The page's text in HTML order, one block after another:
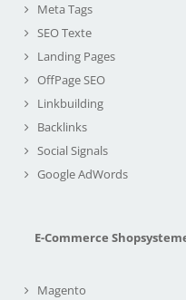
Meta Tags
SEO Texte
Landing Pages
OffPage SEO
Linkbuilding
Backlinks
Social Signals
Google AdWords
E-Commerce
Magento